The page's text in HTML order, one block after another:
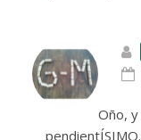
Oño,
pendientÍSIMO.